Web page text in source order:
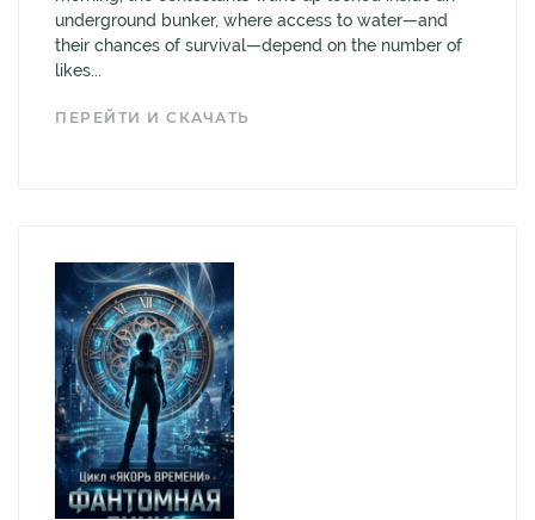
underground bunker, where access to water—and
their chances of survival—depend on the number of
likes...
ПЕРЕЙТИ И СКАЧАТЬ